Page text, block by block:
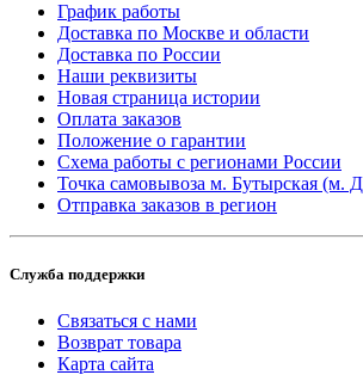
График работы
Доставка по Москве и области
Доставка по России
Наши реквизиты
Новая страница истории
Оплата заказов
Положение о гарантии
Схема работы с регионами России
Точка самовывоза м. Бутырская (м.
Отправка заказов в регион
Служба поддержки
Связаться с нами
Возврат товара
Карта сайта